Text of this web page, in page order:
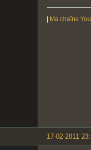
| Ma chaîne
17-02-2011